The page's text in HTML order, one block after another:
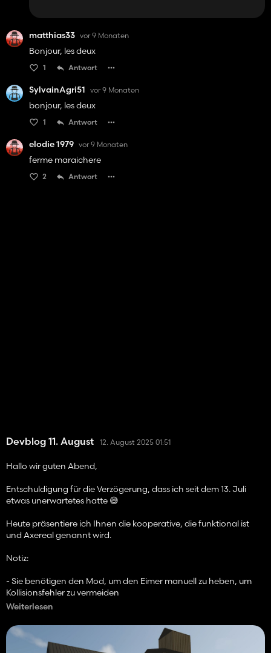
matthias33 vor 9 Monaten
Bonjour, les deux
1 Antwort
SylvainAgri51 vor 9 Monaten
bonjour, les deux
1 Antwort
elodie 1979 vor 9 Monaten
ferme maraichere
2 Antwort
Devblog 11. August 12. August 2025 01:51
Hallo wir guten Abend,
Entschuldigung für die Verzögerung, dass ich seit dem 13. Juli
etwas unerwartetes hatte 😅
Heute präsentiere ich Ihnen die kooperative, die funktional ist
und Axereal genannt wird.
Notiz:
- Sie benötigen den Mod, um den Eimer manuell zu heben, um
Kollisionsfehler zu vermeiden
Der Konzessionär fängt noch nicht an.
Weiterlesen